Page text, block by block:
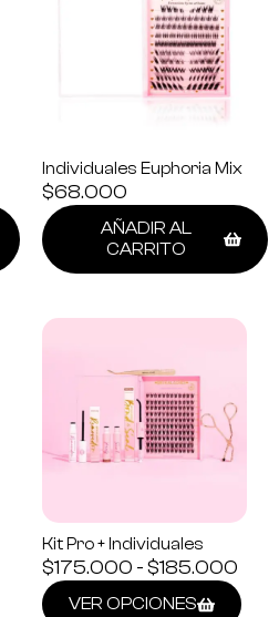
Individuales Euphoria Mix
$68.000
AÑADIR AL
CARRITO
Kit Pro + Individuales
$175.000 -$185.000
VER OPCIONES